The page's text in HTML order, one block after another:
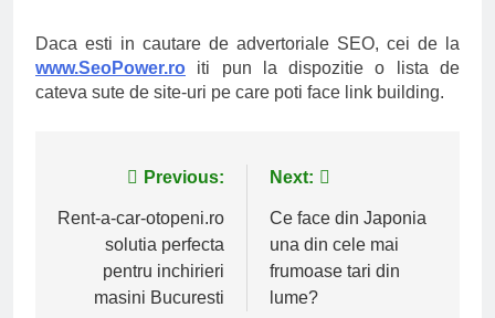
Daca esti in cautare de advertoriale SEO, cei de la
www.SeoPower.ro iti pun la dispozitie o lista de
cateva sute de site-uri pe care poti face link building.
Navigare
în
articole
Previous:
Rent-a-car-otopeni.ro
solutia perfecta
pentru inchirieri
masini Bucuresti
Next:
Ce face din Japonia
una din cele mai
frumoase tari din
lume?